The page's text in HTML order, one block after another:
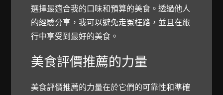
選擇最適合我的口味和預算的美食。透過他人
的經驗分享，我可以避免走冤枉路，並且在旅
行中享受到最好的美食。
美食評價推薦的力量
美食評價推薦的力量在於它們的可靠性和準確